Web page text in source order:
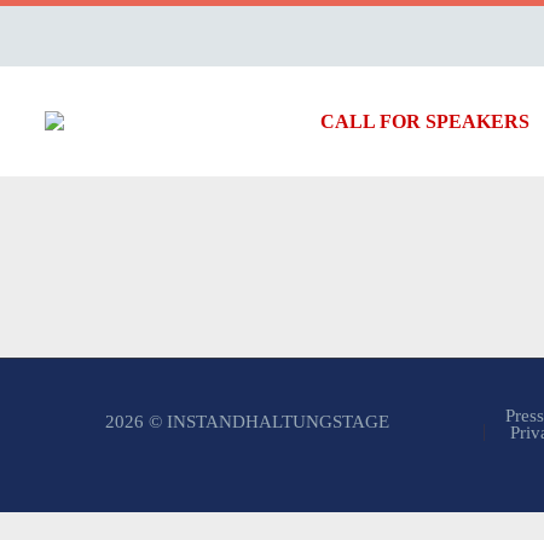
CALL FOR SPEAKERS
2026 © INSTANDHALTUNGSTAGE